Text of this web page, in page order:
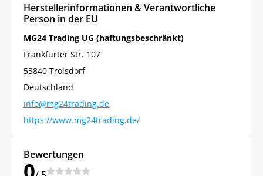
Herstellerinformationen & Verantwortliche
Person in der EU
MG24 Trading UG (haftungsbeschränkt)
Frankfurter Str. 107
53840 Troisdorf
Deutschland
info@mg24trading.de
https://www.mg24trading.de/
Bewertungen